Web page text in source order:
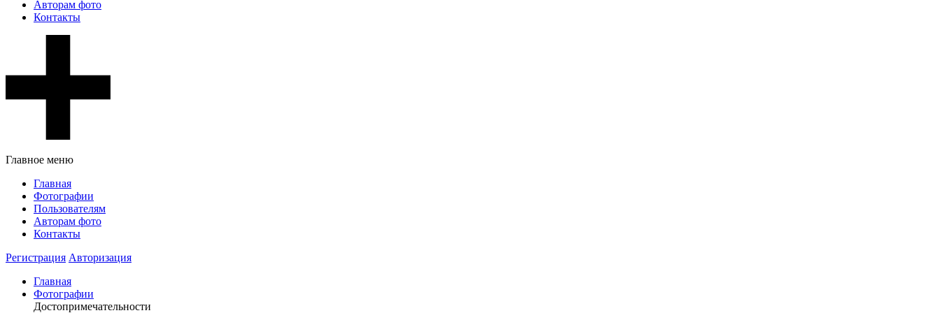
Авторам фото
Контакты
Главное меню
Главная
Фотографии
Пользователям
Авторам фото
Контакты
Регистрация Авторизация
Главная
Фотографии
Достопримечательности